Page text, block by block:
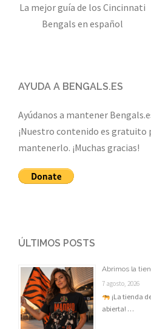
La mejor guía de los Cincinnati
Bengals en español
AYUDA A BENGALS.ES
Ayúdanos a mantener
¡Nuestro contenido es gratuito
mantenerlo. ¡Muchas gracias!
ÚLTIMOS POSTS
Abrimos la
7 agosto, 2026
¡La tienda
abierta! …